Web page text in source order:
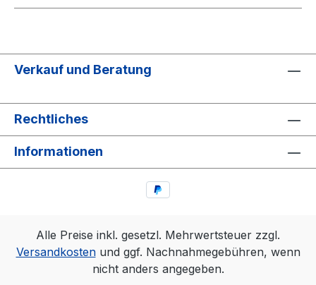
Verkauf und Beratung
Rechtliches
Informationen
Alle Preise inkl. gesetzl. Mehrwertsteuer zzgl.
Versandkostenund ggf. Nachnahmegebühren, wenn
nicht anders angegeben.